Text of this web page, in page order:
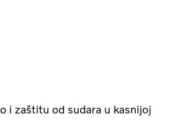
i zaštitu od sudara u kasnijoj